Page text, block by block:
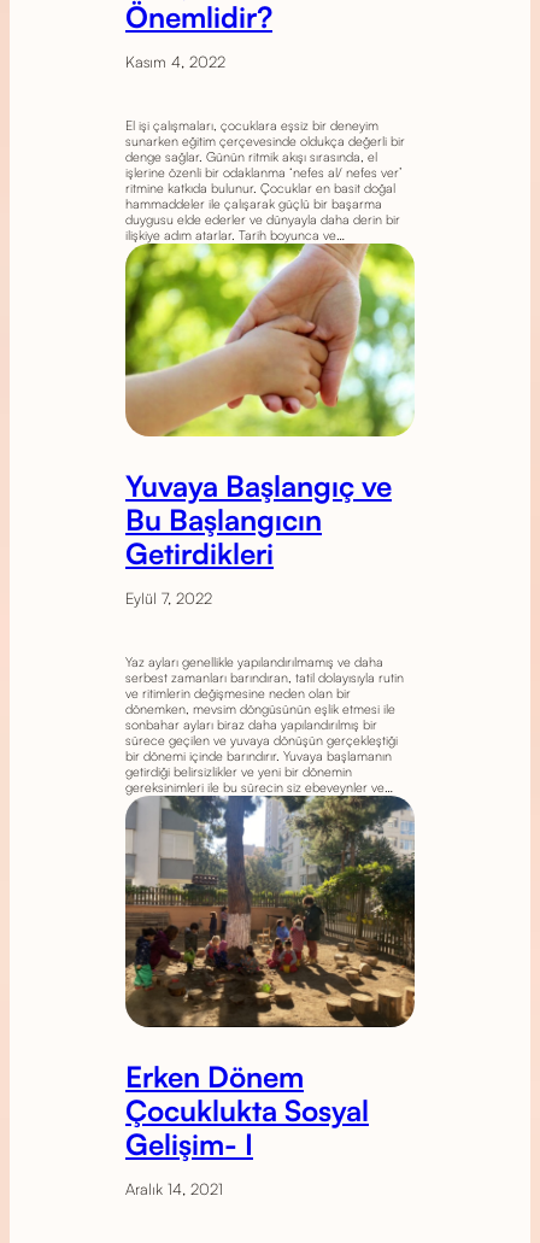
Önemlidir?
Kasım 4, 2022
El işi çalışmaları, çocuklara eşsiz bir deneyim
sunarken eğitim çerçevesinde oldukça değerli bir
denge sağlar. Günün ritmik akışı sırasında, el
işlerine özenli bir odaklanma ‘nefes al/ nefes ver’
ritmine katkıda bulunur. Çocuklar en basit doğal
hammaddeler ile çalışarak güçlü bir başarma
duygusu elde ederler ve dünyayla daha derin bir
ilişkiye adım atarlar. Tarih boyunca ve…
Yuvaya Başlangıç ve
Bu Başlangıcın
Getirdikleri
Eylül 7, 2022
Yaz ayları genellikle yapılandırılmamış ve daha
serbest zamanları barındıran, tatil dolayısıyla rutin
ve ritimlerin değişmesine neden olan bir
dönemken, mevsim döngüsünün eşlik etmesi ile
sonbahar ayları biraz daha yapılandırılmış bir
sürece geçilen ve yuvaya dönüşün gerçekleştiği
bir dönemi içinde barındırır. Yuvaya başlamanın
getirdiği belirsizlikler ve yeni bir dönemin
gereksinimleri ile bu sürecin siz ebeveynler ve…
Erken Dönem
Çocuklukta Sosyal
Gelişim- I
Aralık 14, 2021